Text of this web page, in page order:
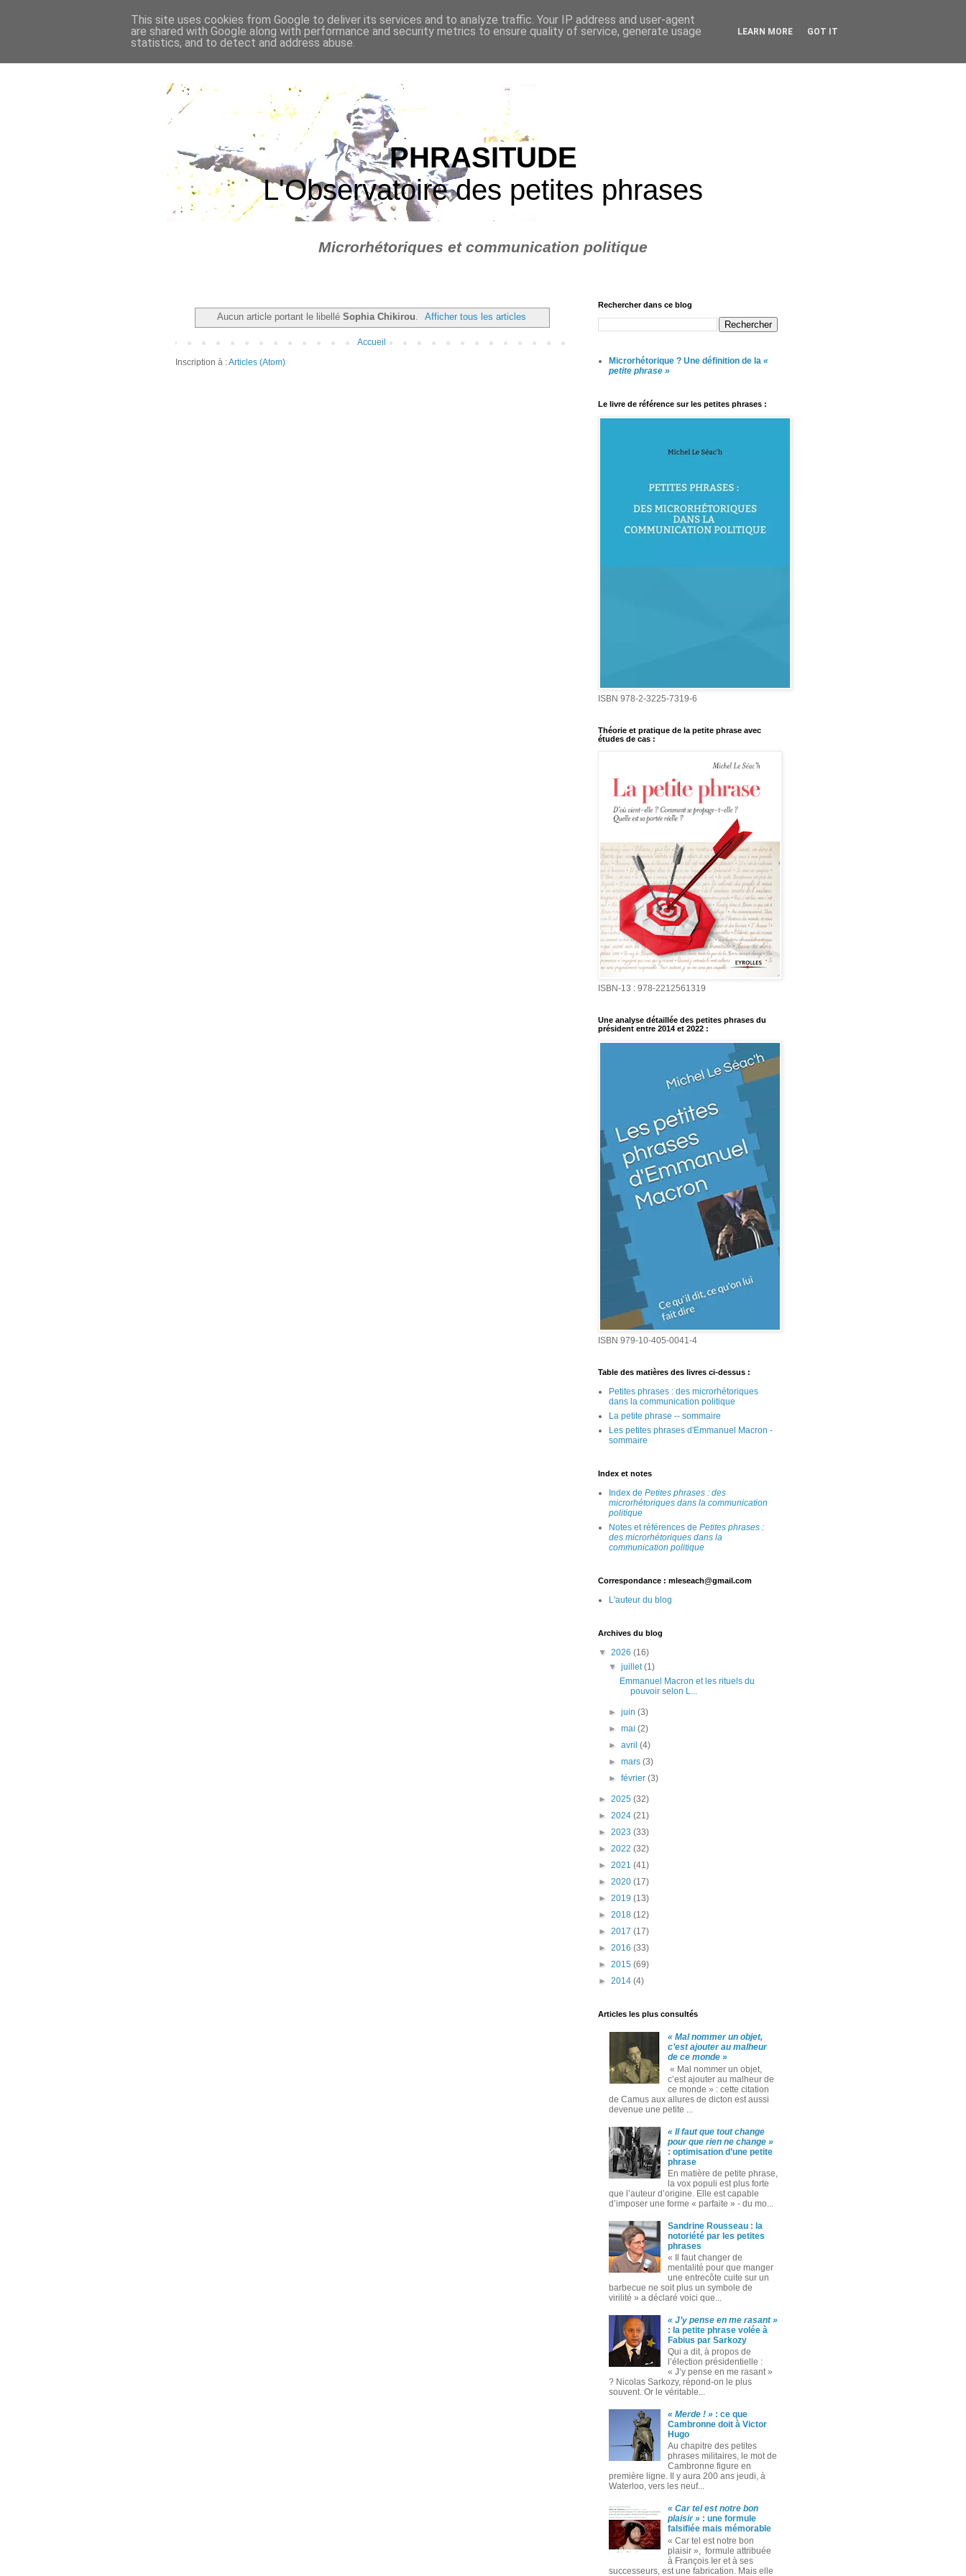
PHRASITUDE
L'Observatoire des petites phrases
Microrhétoriques et communication politique
Aucun article portant le libellé Sophia Chikirou Afficher tous les articles
Accueil
Inscription à :Articles (Atom)
Rechercher dans ce blog
Microrhétorique ? Une définition de la «
petite phrase »
Le livre de référence sur les petites phrases :
ISBN 978-2-3225-7319-6
Théorie et pratique de la petite phrase avec
études de cas :
ISBN-13 : 978-2212561319
Une analyse détaillée des petites phrases du
président entre 2014 et 2022 :
ISBN 979-10-405-0041-4
Table des matières des livres ci-dessus :
Petites phrases : des microrhétoriques
dans la communication politique
La petite phrase -- sommaire
Les petites phrases d'Emmanuel Macron -
sommaire
Index et notes
Index de Petites phrases : des
microrhétoriques dans la communication
politique
Notes et références de Petites phrases :
des microrhétoriques dans la
communication politique
Correspondance : mleseach@gmail.com
L'auteur du blog
Archives du blog
▼ 2026 (16)
▼juillet(1)
Emmanuel Macron et les rituels du
pouvoir selon L...
►juin(3)
►mai(2)
►avril(4)
►mars(3)
►février(3)
► 2025 (32)
► 2024 (21)
► 2023 (33)
► 2022 (32)
► 2021 (41)
► 2020 (17)
► 2019 (13)
► 2018 (12)
► 2017 (17)
► 2016 (33)
► 2015 (69)
► 2014 (4)
Articles les plus consultés
« Mal nommer un objet,
c’est ajouter au malheur
de ce monde »
« Mal nommer un objet,
c’est ajouter au malheur de
ce monde » : cette citation
de Camus aux allures de dicton est aussi
devenue une petite ...
« Il faut que tout change
pour que rien ne change »
: optimisation d’une petite
phrase
En matière de petite phrase,
la vox populi est plus forte
que l’auteur d’origine. Elle est capable
d’imposer une forme « parfaite » ‑ du mo...
Sandrine Rousseau : la
notoriété par les petites
phrases
« Il faut changer de
mentalité pour que manger
une entrecôte cuite sur un
barbecue ne soit plus un symbole de
virilité » a déclaré voici que...
« J’y pense en me rasant »
: la petite phrase volée à
Fabius par Sarkozy
Qui a dit, à propos de
l’élection présidentielle :
« J’y pense en me rasant »
? Nicolas Sarkozy, répond-on le plus
souvent. Or le véritable...
« Merde ! »: ce que
Cambronne doit à Victor
Hugo
Au chapitre des petites
phrases militaires, le mot de
Cambronne figure en
première ligne. Il y aura 200 ans jeudi, à
Waterloo, vers les neuf...
« Car tel est notre bon
plaisir »: une formule
falsifiée mais mémorable
« Car tel est notre bon
plaisir », formule attribuée
à François Ier et à ses
successeurs, est une fabrication. Mais elle
This site uses cookies from Google to deliver its services and to analyze traffic. Your IP address and user-agent
are shared with Google along with performance and security metrics to ensure quality of service, generate usage
statistics, and to detect and address abuse.
LEARN MORE GOT IT